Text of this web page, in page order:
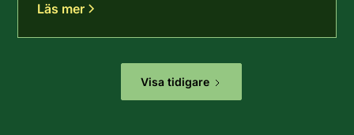
Läs mer
Visa tidigare